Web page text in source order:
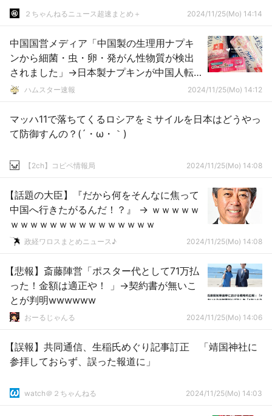
２ちゃんねるニュース超速まとめ＋ 2024/11/25(Mo) 14:14
中国国営メディア「中国製の生理用ナプキ
ンから細菌・虫・卵・発がん性物質が検出
されました」→日本製ナプキンが中国人転
売ヤーに買い占められ始める
ハムスター速報 2024/11/25(Mo) 14:12
マッハ11で落ちてくるロシアをミサイルを日本はどうやっ
て防御すんの？(´・ω・｀)
【2ch】コピペ情報局 2024/11/25(Mo) 14:08
【話題の大臣】『だから何をそんなに焦って
中国へ行きたがるんだ！？』 → ｗｗｗｗｗ
ｗｗｗｗｗｗｗｗｗｗｗｗｗｗｗ
政経ワロスまとめニュース♪ 2024/11/25(Mo) 14:08
【悲報】斎藤陣営「ポスター代として71万払
った！金額は適正や！ 」→契約書が無いこ
とが判明wwwwww
おーるじゃんる 2024/11/25(Mo) 14:06
【誤報】共同通信、生稲氏めぐり記事訂正 「靖国神社に
参拝しておらず、誤った報道に」
watch＠２ちゃんねる 2024/11/25(Mo) 14:03